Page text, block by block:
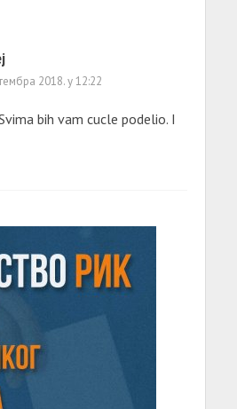
2018. у 12:22
bih vam cucle podelio. I